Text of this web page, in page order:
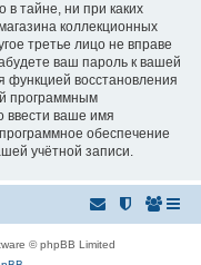
в тайне, ни при каких
коллекционных
третье лицо не вправе
ваш пароль к вашей
функцией восстановления
программным
ввести ваше имя
обеспечение
учётной записи.
© phpBB Limited